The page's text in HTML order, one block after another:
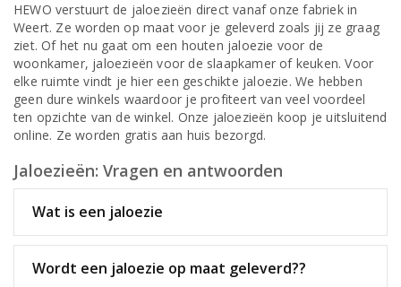
HEWO verstuurt de jaloezieën direct vanaf onze fabriek in
Weert. Ze worden op maat voor je geleverd zoals jij ze graag
ziet. Of het nu gaat om een houten jaloezie voor de
woonkamer, jaloezieën voor de slaapkamer of keuken. Voor
elke ruimte vindt je hier een geschikte jaloezie. We hebben
geen dure winkels waardoor je profiteert van veel voordeel
ten opzichte van de winkel. Onze jaloezieën koop je uitsluitend
online. Ze worden gratis aan huis bezorgd.
Jaloezieën: Vragen en antwoorden
Wat is een jaloezie
Wordt een jaloezie op maat geleverd??